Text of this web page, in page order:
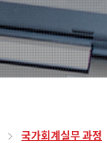
국가회계실무 과정